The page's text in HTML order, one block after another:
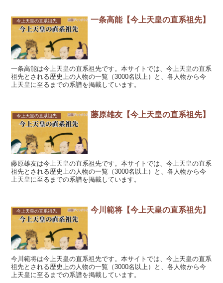
今上天皇の直系祖先 一条高能【今上天皇の直系祖先】
一条高能は今上天皇の直系祖先です。本サイトでは、今上天皇の直系
祖先とされる歴史上の人物の一覧（3000名以上）と、各人物から今
上天皇に至るまでの系譜を掲載しています。
今上天皇の直系祖先 藤原雄友【今上天皇の直系祖先】
藤原雄友は今上天皇の直系祖先です。本サイトでは、今上天皇の直系
祖先とされる歴史上の人物の一覧（3000名以上）と、各人物から今
上天皇に至るまでの系譜を掲載しています。
今上天皇の直系祖先 今川範将【今上天皇の直系祖先】
今川範将は今上天皇の直系祖先です。本サイトでは、今上天皇の直系
祖先とされる歴史上の人物の一覧（3000名以上）と、各人物から今
上天皇に至るまでの系譜を掲載しています。